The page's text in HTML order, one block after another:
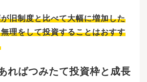
ンをまとめると家計の見
ットです。無駄な出費を
こともできます。必ずし
ランのとおりに進むわけ
通りにいかない場合はそ
に必要です。ライフプラ
必要な金額がわかり、いつ
旧制度と比べて大幅に増加した
理をして投資することはおすす
ればつみたて投資枠と成長